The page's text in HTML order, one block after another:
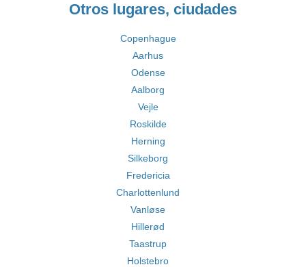
Otros lugares, ciudades
Copenhague
Aarhus
Odense
Aalborg
Vejle
Roskilde
Herning
Silkeborg
Fredericia
Charlottenlund
Vanløse
Hillerød
Taastrup
Holstebro